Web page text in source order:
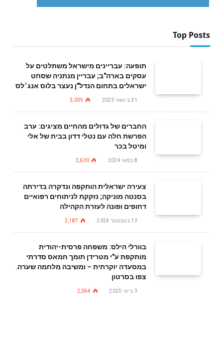
Top Posts
תופעה: עבריינים מישראל משתלטים על
עסקים בארה"ב; עבריין מנתניה שסחט
ישראלים בתחום הנדל"ן נעצר בלוס אנג׳לס
31 בינואר 2025 3,035
החברים של גדולים מהחיים מציגים: ערב
הפרשת חלה עם נטלי דדון בבית של אלי
ומיטל בכר
8 במאי 2024 2,630
צעירה ישראלית הותקפה ונדקרה בדירתה
בסנטה מוניקה; נזקקת לניתוחים רפואיים
דחופים ופונה לעזרת הקהילה
13 בנובמבר 2024 2,187
בוורלי הילס: משפחה פרסית-יהודית
מותקפת ע"י מטרידן תומך חמאס סדרתי
במסעדה יוקרתית – ומשיבה מלחמה שערה.
צפו בסרטון
3 ביוני 2025 2,064